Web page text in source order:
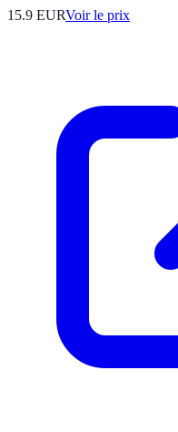
15.9 EURVoir le prix